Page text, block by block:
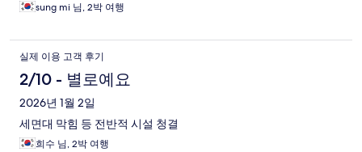
sung mi 님, 2박 여행
실제 이용 고객 후기
2/10 - 별로예요
2026년 1월 2일
세면대 막힘 등 전반적 시설 청결
희수 님, 2박 여행